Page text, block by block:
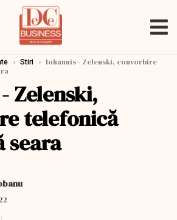
› Stiri › Iohannis - Zelenski, convorbire
Zelenski,
telefonică
seara